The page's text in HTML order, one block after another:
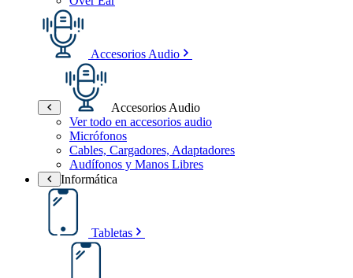
Accesorios Audio
Accesorios Audio
Ver todo en accesorios audio
Micrófonos
Cables, Cargadores, Adaptadores
Audífonos y Manos Libres
Informática
Tabletas